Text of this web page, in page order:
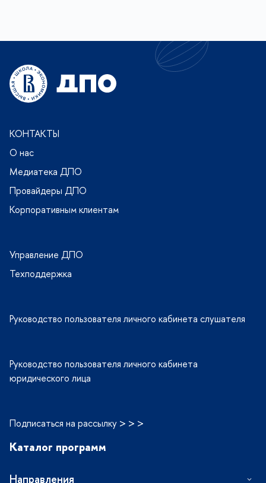
КОНТАКТЫ
О нас
Медиатека ДПО
Провайдеры ДПО
Корпоративным клиентам
Управление ДПО
Техподдержка
Руководство пользователя личного кабинета слушателя
Руководство пользователя личного кабинета
юридического лица
Подписаться на рассылку > > >
Каталог программ
Направления